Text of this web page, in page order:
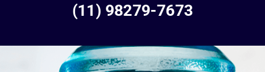
(11) 98279-7673